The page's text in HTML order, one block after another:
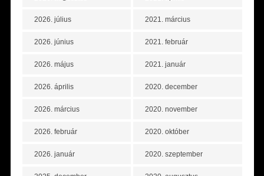
2026. július
2026. június
2026. május
2026. április
2026. március
2026. február
2026. január
2021. március
2021. február
2021. január
2020. december
2020. november
2020. október
2020. szeptember